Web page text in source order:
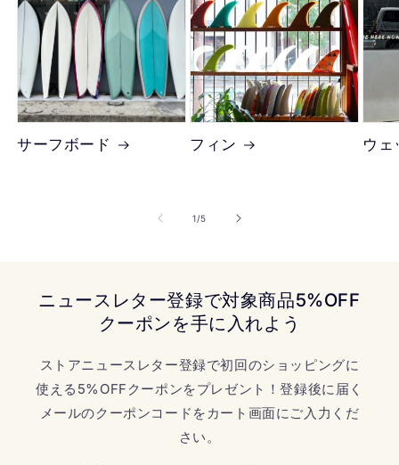
サーフボード フィン ウェ
1/の
5
ニュースレター登録で対象商品5%OFF
クーポンを手に入れよう
ストアニュースレター登録で初回のショッピングに
使える5%OFFクーポンをプレゼント！登録後に届く
メールのクーポンコードをカート画面にご入力くだ
さい。